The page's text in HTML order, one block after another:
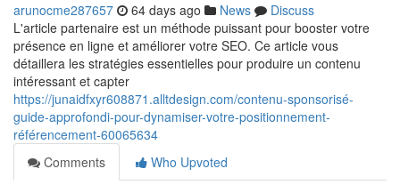
arunocme287657 64 days ago News
Discuss
L'article partenaire est un méthode puissant pour booster votre
présence en ligne et améliorer votre SEO. Ce article vous
détaillera les stratégies essentielles pour produire un contenu
intéressant et capter
https://junaidfxyr608871.alltdesign.com/contenu-sponsorisé-
guide-approfondi-pour-dynamiser-votre-positionnement-
référencement-60065634
Comments
Who Upvoted